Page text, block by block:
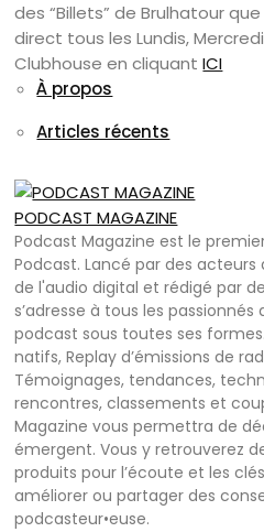
des “Billets” de Brulhatour
direct tous les Lundis,
Clubhouse en cliquantICI
À propos
Articles récents
PODCAST MAGAZINE
Podcast Magazine est le
Podcast. Lancé par des
de l'audio digital et rédigé par
s’adresse à tous les passionnés
podcast sous toutes ses
natifs, Replay d’émissions de
Témoignages, tendances,
rencontres, classements et
Magazine vous permettra de
émergent. Vous y retrouverez
produits pour l’écoute et les
améliorer ou partager des
podcasteur•euse.